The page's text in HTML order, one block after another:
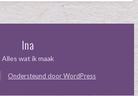
Ina
Alles wat ik maak
Ondersteund door WordPress